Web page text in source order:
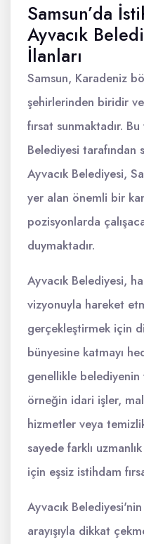
Samsun’da
Ayvacık
İlanları
Samsun, Karadeniz
şehirlerinden biridir
fırsat sunmaktadır.
Belediyesi tarafından
Ayvacık Belediyesi,
yer alan önemli bir
pozisyonlarda
duymaktadır.
Ayvacık Belediyesi,
vizyonuyla hareket
gerçekleştirmek için
bünyesine katmayı
genellikle belediyenin
örneğin idari işler,
hizmetler veya
sayede farklı
için eşsiz istihdam
Ayvacık
arayışıyla dikkat